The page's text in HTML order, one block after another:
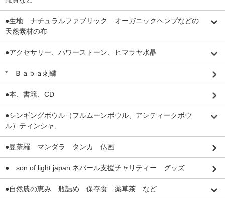
●生地 ナチュラルファブリック オーガニックヘンプなどの
天然素材の布
●アクセサリー、パワーストーン、ヒマラヤ水晶
* Ｂａｂａ刺繍
●本、書籍、CD
●シンギングボウル（フルムーンボウル、アンティークボウ
ル）ティンシャ、
●曼荼羅 マンダラ タンカ 仏画
● son of light japan ネパール支援チャリティー グッズ
●自然農の恵み 瓶詰め 保存食 薬草茶 など